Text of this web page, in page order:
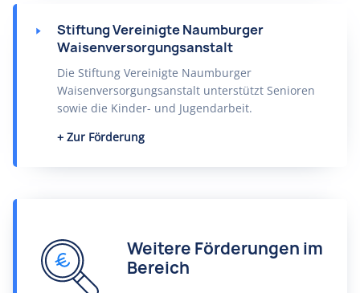
Stiftung Vereinigte Naumburger
Waisenversorgungsanstalt
Die Stiftung Vereinigte Naumburger
Waisenversorgungsanstalt unterstützt Senioren
sowie die Kinder- und Jugendarbeit.
Zur Förderung
Weitere Förderungen im
Bereich